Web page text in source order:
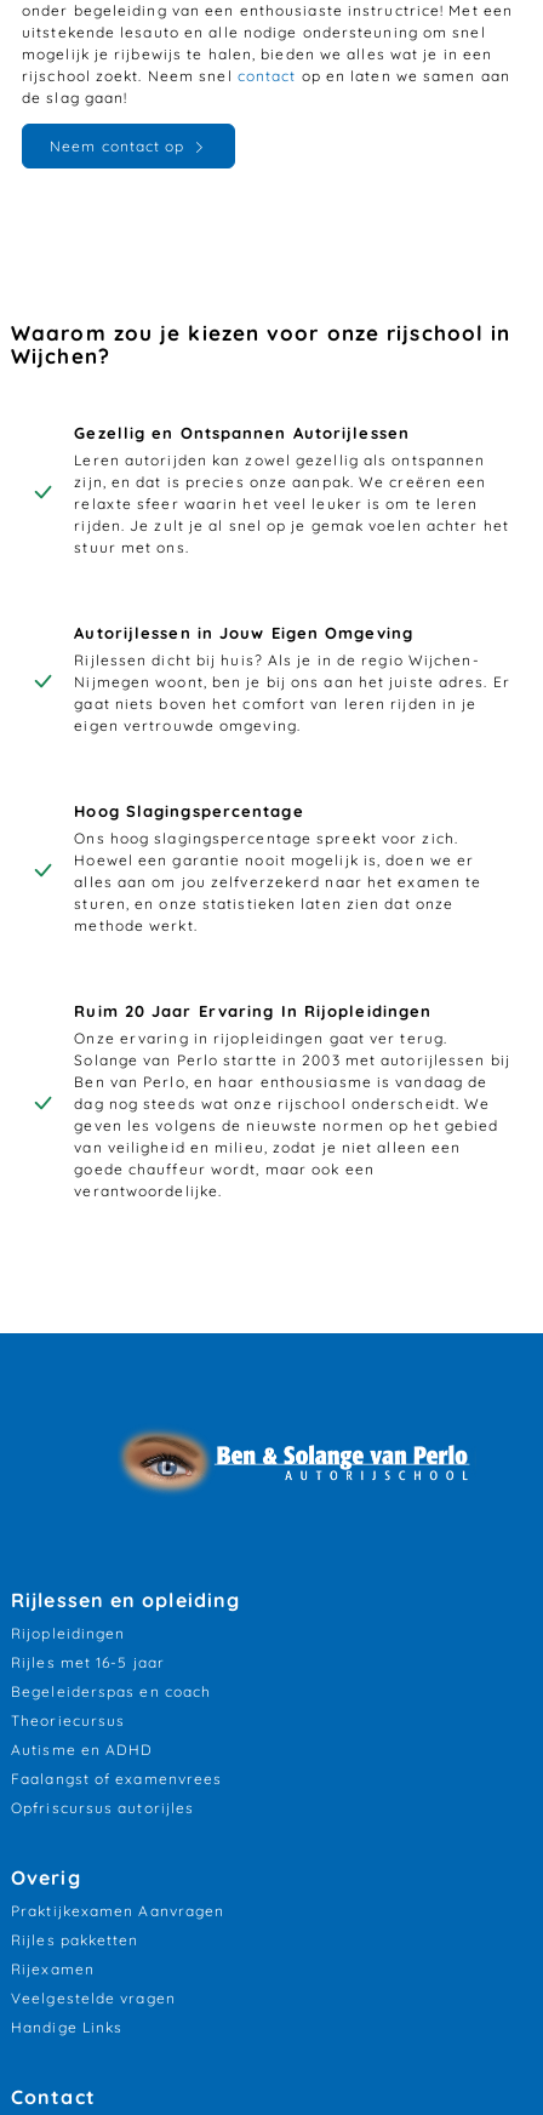
onder begeleiding van een enthousiaste instructrice! Met een
uitstekende lesauto en alle nodige ondersteuning om snel
mogelijk je rijbewijs te halen, bieden we alles wat je in een
rijschool zoekt. Neem snel contact op en laten we samen aan
de slag gaan!
Neem contact op
Waarom zou je kiezen voor onze rijschool in
Wijchen?
Gezellig en Ontspannen Autorijlessen
Leren autorijden kan zowel gezellig als ontspannen
zijn, en dat is precies onze aanpak. We creëren een
relaxte sfeer waarin het veel leuker is om te leren
rijden. Je zult je al snel op je gemak voelen achter het
stuur met ons.
Autorijlessen in Jouw Eigen Omgeving
Rijlessen dicht bij huis? Als je in de regio Wijchen-
Nijmegen woont, ben je bij ons aan het juiste adres. Er
gaat niets boven het comfort van leren rijden in je
eigen vertrouwde omgeving.
Hoog Slagingspercentage
Ons hoog slagingspercentage spreekt voor zich.
Hoewel een garantie nooit mogelijk is, doen we er
alles aan om jou zelfverzekerd naar het examen te
sturen, en onze statistieken laten zien dat onze
methode werkt.
Ruim 20 Jaar Ervaring In Rijopleidingen
Onze ervaring in rijopleidingen gaat ver terug.
Solange van Perlo startte in 2003 met autorijlessen bij
Ben van Perlo, en haar enthousiasme is vandaag de
dag nog steeds wat onze rijschool onderscheidt. We
geven les volgens de nieuwste normen op het gebied
van veiligheid en milieu, zodat je niet alleen een
goede chauffeur wordt, maar ook een
verantwoordelijke.
Rijlessen en opleiding
Rijopleidingen
Rijles met 16-5 jaar
Begeleiderspas en coach
Theoriecursus
Autisme en ADHD
Faalangst of examenvrees
Opfriscursus autorijles
Overig
Praktijkexamen Aanvragen
Rijles pakketten
Rijexamen
Veelgestelde vragen
Handige Links
Contact